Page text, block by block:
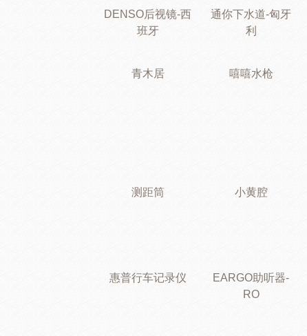
DENSO后视镜-西
班牙
通你下水道-匈牙
利
青木居 嘻嘻水枪
测距筒 小黄腔
惠普行车记录仪
EARGO助听器-
RO